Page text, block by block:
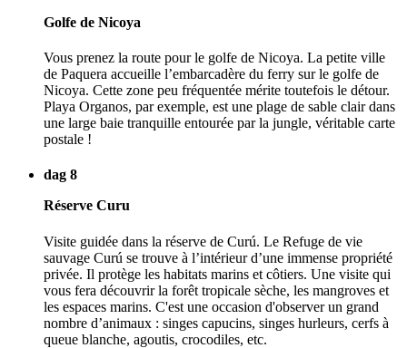
Golfe de Nicoya
Vous prenez la route pour le golfe de Nicoya. La petite ville
de Paquera accueille l’embarcadère du ferry sur le golfe de
Nicoya. Cette zone peu fréquentée mérite toutefois le détour.
Playa Organos, par exemple, est une plage de sable clair dans
une large baie tranquille entourée par la jungle, véritable carte
postale !
dag 8
Réserve Curu
Visite guidée dans la réserve de Curú. Le Refuge de vie
sauvage Curú se trouve à l’intérieur d’une immense propriété
privée. Il protège les habitats marins et côtiers. Une visite qui
vous fera découvrir la forêt tropicale sèche, les mangroves et
les espaces marins. C'est une occasion d'observer un grand
nombre d’animaux : singes capucins, singes hurleurs, cerfs à
queue blanche, agoutis, crocodiles, etc.